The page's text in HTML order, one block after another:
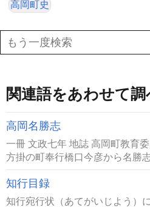
高岡町史
関連語をあわせて調
高岡名勝志
一冊 文政七年 地誌 高岡町教育
方掛の町奉行橋口今彦から名勝
知行目録
知行宛行状（あてがいじよう）